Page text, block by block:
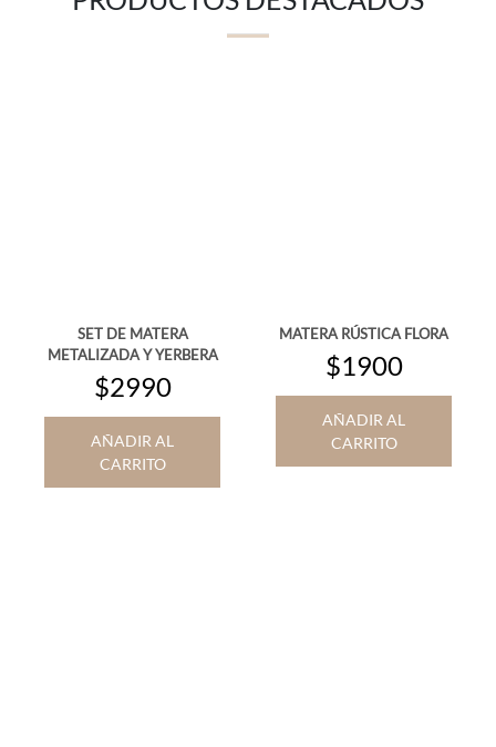
SET DE MATERA
METALIZADA Y YERBERA
$2990
AÑADIR AL
CARRITO
MATERA RÚSTICA FLORA
$1900
AÑADIR AL
CARRITO